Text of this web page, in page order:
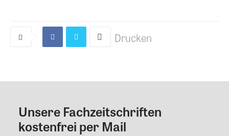
Drucken
Kommentar
Unsere Fachzeitschriften
kostenfrei per Mail